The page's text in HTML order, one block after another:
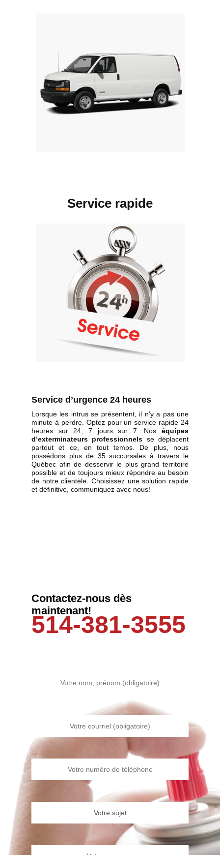
Service rapide
Service d’urgence 24 heures
Lorsque les intrus se présentent, il n’y a pas une
minute à perdre. Optez pour un service rapide 24
heures sur 24, 7 jours sur 7. Nos équipes
d’exterminateurs professionnels se déplacent
partout et ce, en tout temps. De plus, nous
possédons plus de 35 succursales à travers le
Québec afin de desservir le plus grand territoire
possible et de toujours mieux répondre au besoin
de notre clientèle. Choisissez une solution rapide
et définitive, communiquez avec nous!
Contactez-nous dès
maintenant!
514-381-3555